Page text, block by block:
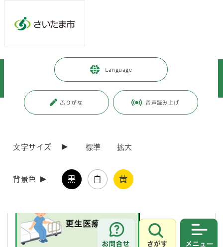
Language
ふりがな 音声読み上げ
文字サイズ 標準 拡大
背景色 黒 白 黄
お問合せ
さがす
健康・医療・福祉 > 健康・医療
> 子どもへの医療給付
更新日付：2026年7月9日 / ページ番号：C002408
以外の自立支援医療（更生医療・精神通院医療）については、以下をご
参照ください。